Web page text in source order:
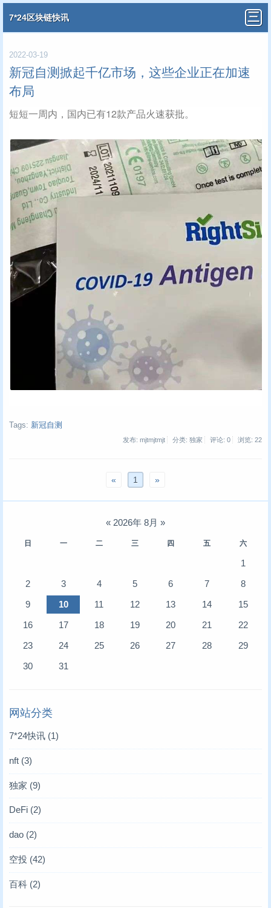
7*24区块链快讯
2022-03-19
新冠自测掀起千亿市场，这些企业正在加速
布局
短短一周内，国内已有12款产品火速获批。
Tags: 新冠自测
发布: mjtmjtmjt 分类: 独家 评论: 0 浏览: 22
« 1 »
« 2026年 8月 »
日 一 二 三 四 五 六
1
2
3 4 5 6 7
8
9
10 11 12 13 14
15
16
17 18 19 20 21
22
23
24 25 26 27 28
29
30
31
网站分类
7*24快讯 (1)
nft (3)
独家 (9)
DeFi (2)
dao (2)
空投 (42)
百科 (2)